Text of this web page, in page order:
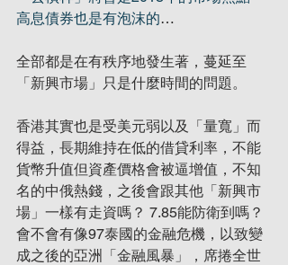
高息債券也是有泡沫的…
全部都是在有秩序地發生著，蔓延至
「新興市場」只是什麼時間的問題。
香港其實也是受美元弱以及「量寬」而
得益，長期維持在低的借貸利率，不能
貨幣升值但資產價格會被逼增值，不知
名的中俄熱錢，之後會跟其他「新興市
場」一樣有走資嗎？ 7.85能防衛到嗎？
會不會有像97泰國的金融危機，以致變
成之後的亞洲「金融風暴」，席捲全世